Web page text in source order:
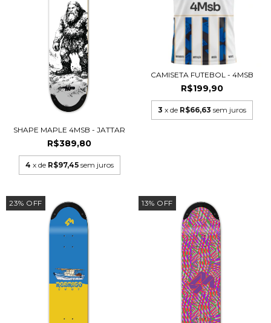
SHAPE MAPLE 4MSB - JATTAR
R$389,80
4 x de R$97,45 sem juros
CAMISETA FUTEBOL - 4MSB
R$199,90
3 x de R$66,63 sem juros
23% OFF 13% OFF